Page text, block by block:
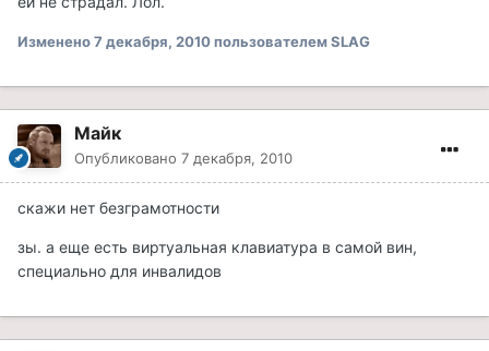
Изменено7 декабря, 2010пользователем SLAG
Майк
Опубликовано 7 декабря, 2010
скажи нет безграмотности
зы. а еще есть виртуальная клавиатура в самой вин,
специально для инвалидов